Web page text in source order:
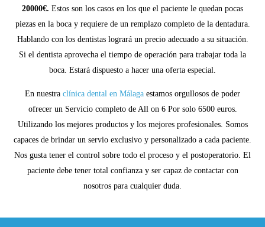
20000€. Estos son los casos en los que el paciente le quedan pocas
piezas en la boca y requiere de un remplazo completo de la dentadura.
Hablando con los dentistas logrará un precio adecuado a su situación.
Si el dentista aprovecha el tiempo de operación para trabajar toda la
boca. Estará dispuesto a hacer una oferta especial.
En nuestra clínica dental en Málaga estamos orgullosos de poder
ofrecer un Servicio completo de All on 6 Por solo 6500 euros.
Utilizando los mejores productos y los mejores profesionales. Somos
capaces de brindar un servio exclusivo y personalizado a cada paciente.
Nos gusta tener el control sobre todo el proceso y el postoperatorio. El
paciente debe tener total confianza y ser capaz de contactar con
nosotros para cualquier duda.